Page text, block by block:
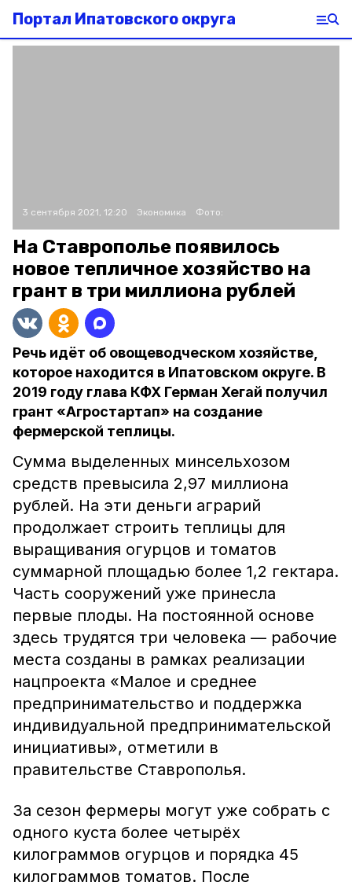
Портал Ипатовского округа
3 сентября 2021, 12:20 Экономика Фото:
На Ставрополье появилось
новое тепличное хозяйство на
грант в три миллиона рублей
Речь идёт об овощеводческом хозяйстве,
которое находится в Ипатовском округе. В
2019 году глава КФХ Герман Хегай получил
грант «Агростартап» на создание
фермерской теплицы.
Сумма выделенных минсельхозом
средств превысила 2,97 миллиона
рублей. На эти деньги аграрий
продолжает строить теплицы для
выращивания огурцов и томатов
суммарной площадью более 1,2 гектара.
Часть сооружений уже принесла
первые плоды. На постоянной основе
здесь трудятся три человека — рабочие
места созданы в рамках реализации
нацпроекта «Малое и среднее
предпринимательство и поддержка
индивидуальной предпринимательской
инициативы», отметили в
правительстве Ставрополья.
За сезон фермеры могут уже собрать с
одного куста более четырёх
килограммов огурцов и порядка 45
килограммов томатов. После